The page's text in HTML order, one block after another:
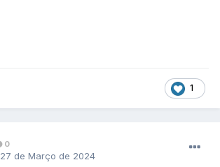
1
0
27 de Março de 2024